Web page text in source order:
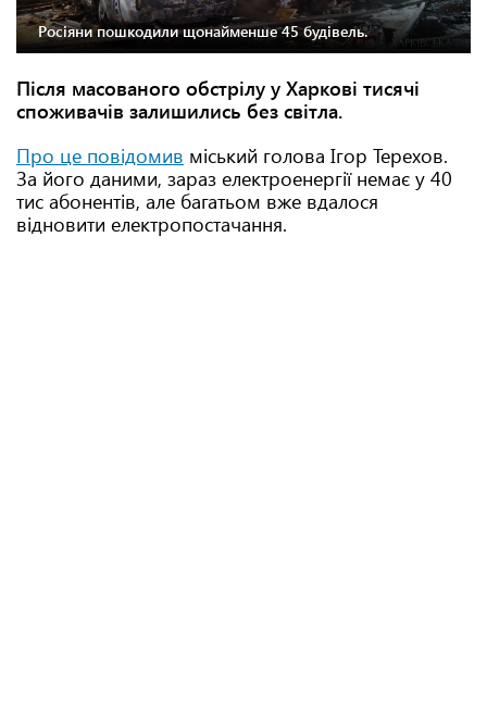
Росіяни пошкодили щонайменше 45 будівель.
Після масованого обстрілу у Харкові тисячі
споживачів залишились без світла.
Про це повідомив міський голова Ігор Терехов.
За його даними, зараз електроенергії немає у 40
тис абонентів, але багатьом вже вдалося
відновити електропостачання.